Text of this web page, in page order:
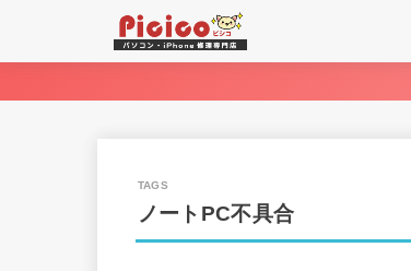
ノートPC不具合